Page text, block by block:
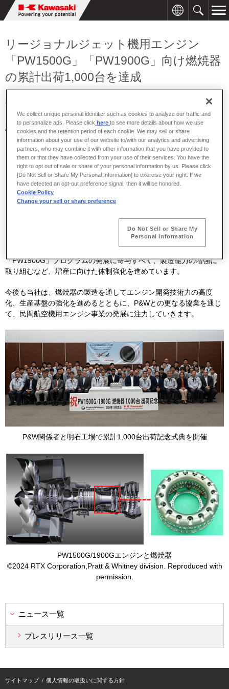
リージョナルジェット機用エンジン
「PW1500G」「PW1900G」向け燃焼器
の累計出荷1,000台を達成
川崎重工は、明石工場において、RTX社（米国）傘下のPratt &
Whitney社（米国、以下P&W）が製造するAirbus社（仏国）のリー
ジョナルジェット機（以下RJ 機）A220用エンジン「PW1500G」、
ならびに
Embraer 社（伯国）の E-Jet E2用エンジン
PW1900G」向け燃焼器の累計出荷1,000台を達成しました。
当社はP&Wとの国際共同事業を推進しており、P&Wの革新的エンジ
ンであるGeared Turbofan
を出荷して以来、P&W社やエンジンカスタマーの需要に応え続け、
台出荷という節目を迎えました。
当社は、長期的に旺盛な需要が見込まれている「PW1500G」
「PW1900G」プログラムの発展に寄与すべく、製造能力の増強に
取り組むなど、増産に向けた体制強化を進めています。
今後も当社は、燃焼器の製造を通してエンジン開発技術力の高度
化、生産基盤の強化を進めるとともに、P&Wとの更なる協業を通じ
て、民間航空機用エンジン事業の発展に注力していきます。
P&W関係者と明石工場で累計1,000台出荷記念式典を開催
PW1500G/1900Gエンジンと燃焼器
©2024 RTXCorporation,Pratt & Whitney division. Reproduced with
permission.
ニュース一覧
プレスリリース一覧
サイトマップ 個人情報の取扱いに関する方針
We collect unique personal identifier such as cookies to analyze our traffic and
to personalize ads. Please click hereto see more details about how we use
cookies and the retention period of each cookie. We may sell or share
information about your use of our website to/with our analytics and advertising
partners, who may combine it with other information that you have provided to
them or that they have collected from your use of their services. You have the
right to opt out of sale or share of your personal information by us. Please click
[Do Not Sell or Share My Personal Information] to exercise your right. If we
have detected an opt-out preference signal, then it will be honored.
Cookie Policy
Change your sell or share preference
Do Not Sell or Share My
Personal Information